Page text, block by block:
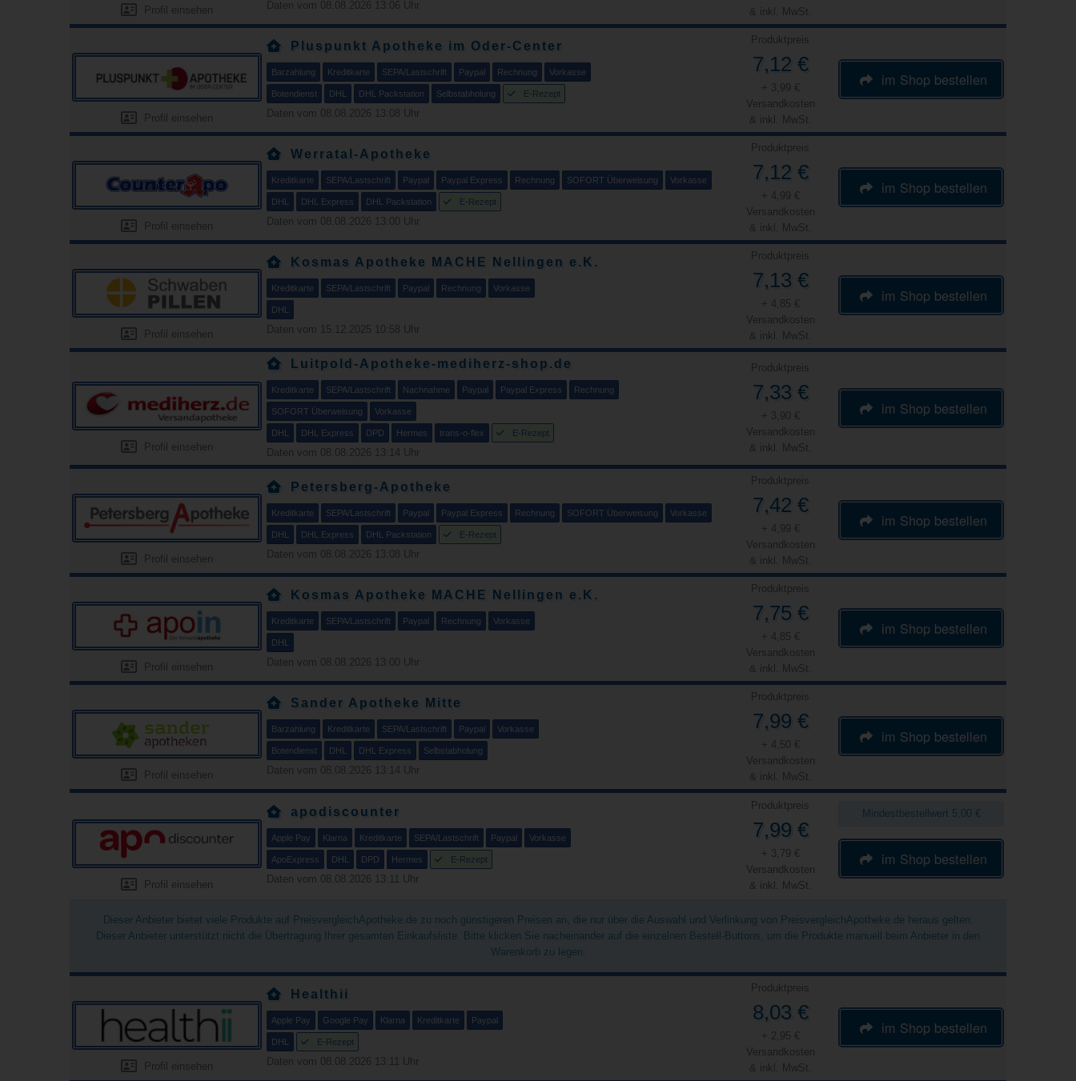
Profil einsehen Daten vom 08.08.2026 13:06 Uhr
& inkl. MwSt.
Profil einsehen
Pluspunkt Apotheke im Oder-Center
Barzahlung Kreditkarte SEPA/Lastschrift Paypal Rechnung Vorkasse
Botendienst DHL DHL Packstation Selbstabholung E-Rezept
Daten vom 08.08.2026 13:08 Uhr
Produktpreis
7,12 €
+ 3,99 €
Versandkosten
& inkl. MwSt.
im Shop bestellen
Profil einsehen
Werratal-Apotheke
Kreditkarte SEPA/Lastschrift Paypal Paypal Express Rechnung SOFORT Überweisung Vorkasse
DHL DHL Express DHL Packstation E-Rezept
Daten vom 08.08.2026 13:00 Uhr
Produktpreis
7,12 €
+ 4,99 €
Versandkosten
& inkl. MwSt.
im Shop bestellen
Profil einsehen
Kosmas Apotheke MACHE Nellingen e.K.
Kreditkarte SEPA/Lastschrift Paypal Rechnung Vorkasse
DHL
Daten vom 15.12.2025 10:58 Uhr
Produktpreis
7,13 €
+ 4,85 €
Versandkosten
& inkl. MwSt.
im Shop bestellen
Profil einsehen
Luitpold-Apotheke-mediherz-shop.de
Kreditkarte SEPA/Lastschrift Nachnahme Paypal Paypal Express Rechnung
SOFORT Überweisung Vorkasse
DHL DHL Express DPD Hermes trans-o-flex E-Rezept
Daten vom 08.08.2026 13:14 Uhr
Produktpreis
7,33 €
+ 3,90 €
Versandkosten
& inkl. MwSt.
im Shop bestellen
Profil einsehen
Petersberg-Apotheke
Kreditkarte SEPA/Lastschrift Paypal Paypal Express Rechnung SOFORT Überweisung Vorkasse
DHL DHL Express DHL Packstation E-Rezept
Daten vom 08.08.2026 13:08 Uhr
Produktpreis
7,42 €
+ 4,99 €
Versandkosten
& inkl. MwSt.
im Shop bestellen
Profil einsehen
Kosmas Apotheke MACHE Nellingen e.K.
Kreditkarte SEPA/Lastschrift Paypal Rechnung Vorkasse
DHL
Daten vom 08.08.2026 13:00 Uhr
Produktpreis
7,75 €
+ 4,85 €
Versandkosten
& inkl. MwSt.
im Shop bestellen
Profil einsehen
Sander Apotheke Mitte
Barzahlung Kreditkarte SEPA/Lastschrift Paypal Vorkasse
Botendienst DHL DHL Express Selbstabholung
Daten vom 08.08.2026 13:14 Uhr
Produktpreis
7,99 €
+ 4,50 €
Versandkosten
& inkl. MwSt.
im Shop bestellen
Profil einsehen
apodiscounter
Apple Pay Klarna Kreditkarte SEPA/Lastschrift Paypal Vorkasse
ApoExpress DHL DPD Hermes E-Rezept
Daten vom 08.08.2026 13:11 Uhr
Produktpreis
7,99 €
+ 3,79 €
Versandkosten
& inkl. MwSt.
Mindestbestellwert 5,00 €
im Shop bestellen
Dieser Anbieter bietet viele Produkte auf PreisvergleichApotheke.de zu noch günstigeren Preisen an, die nur über die Auswahl und Verlinkung von PreisvergleichApotheke.de heraus gelten.
Dieser Anbieter unterstützt nicht die Übertragung Ihrer gesamten Einkaufsliste. Bitte klicken Sie nacheinander auf die einzelnen Bestell-Buttons, um die Produkte manuell beim Anbieter in den
Warenkorb zu legen.
Profil einsehen
Healthii
Apple Pay Google Pay Klarna Kreditkarte Paypal
DHL E-Rezept
Daten vom 08.08.2026 13:11 Uhr
Produktpreis
8,03 €
+ 2,95 €
Versandkosten
& inkl. MwSt.
im Shop bestellen